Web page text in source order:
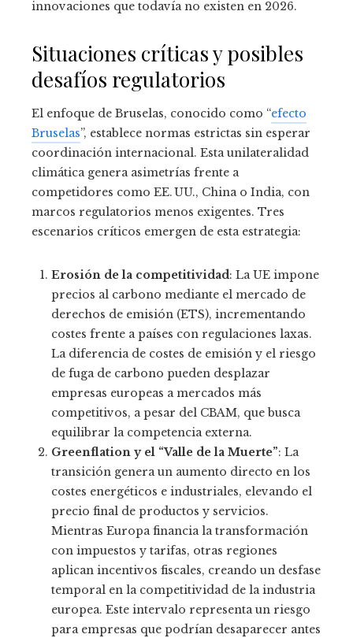
innovaciones que todavía no existen en 2026.
Situaciones críticas y posibles
desafíos regulatorios
El enfoque de Bruselas, conocido como “efecto
Bruselas”, establece normas estrictas sin esperar
coordinación internacional. Esta unilateralidad
climática genera asimetrías frente a
competidores como EE. UU., China o India, con
marcos regulatorios menos exigentes. Tres
escenarios críticos emergen de esta estrategia:
Erosión de la competitividad: La UE impone
precios al carbono mediante el mercado de
derechos de emisión (ETS), incrementando
costes frente a países con regulaciones laxas.
La diferencia de costes de emisión y el riesgo
de fuga de carbono pueden desplazar
empresas europeas a mercados más
competitivos, a pesar del CBAM, que busca
equilibrar la competencia externa.
Greenflation y el “Valle de la Muerte”: La
transición genera un aumento directo en los
costes energéticos e industriales, elevando el
precio final de productos y servicios.
Mientras Europa financia la transformación
con impuestos y tarifas, otras regiones
aplican incentivos fiscales, creando un desfase
temporal en la competitividad de la industria
europea. Este intervalo representa un riesgo
para empresas que podrían desaparecer antes